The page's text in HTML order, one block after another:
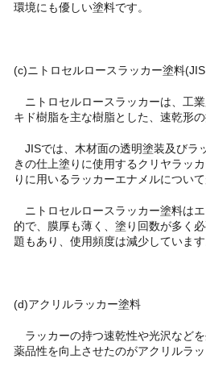
環境にも優しい塗料です。
(c)ニトロセルロースラッカー塗料
ニトロセルロースラッカーは、工
キド樹脂を主な樹脂とした、速乾形の
JISでは、木材面の透明塗装及びラ
きの仕上塗りに使用するクリヤラッ
りに用いるラッカーエナメルについ
ニトロセルロースラッカー塗料は
的で、膜厚も薄く、塗り回数が多く
題もあり、使用頻度は減少しています
(d)アクリルラッカー塗料
ラッカーの持つ速乾性や光沢など
薬品性を向上させたのがアクリルラッ